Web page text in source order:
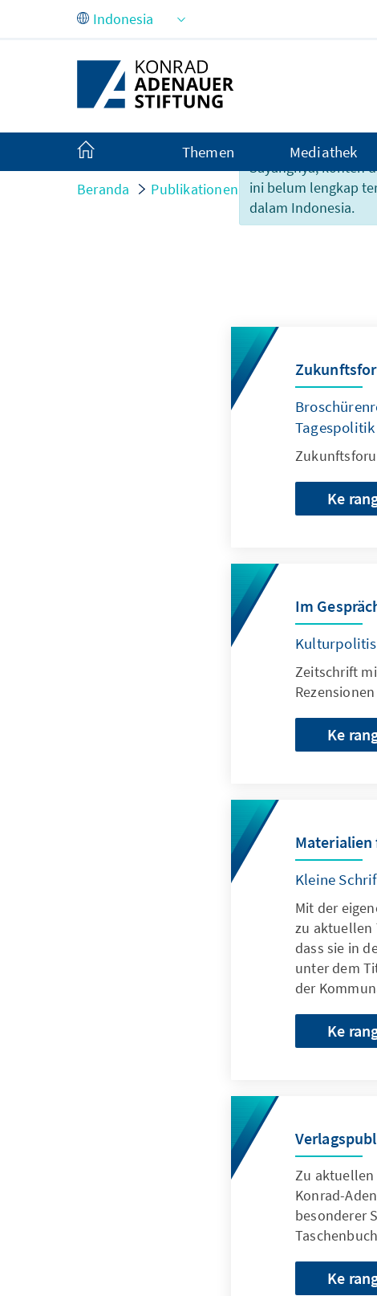
Skip to Main Content
Sayangnya, konten
ini belum lengkap
dalam Indonesia.
Themen Mediathek
Beranda Publikationen Abgeschlossene
Ke
Im
Zeitschrift
Ke
Materialien
Kleine
Mit der
zu aktuellen
dass sie in
unter dem
der
Ke
Zu
Konrad-
besonderer
Ke